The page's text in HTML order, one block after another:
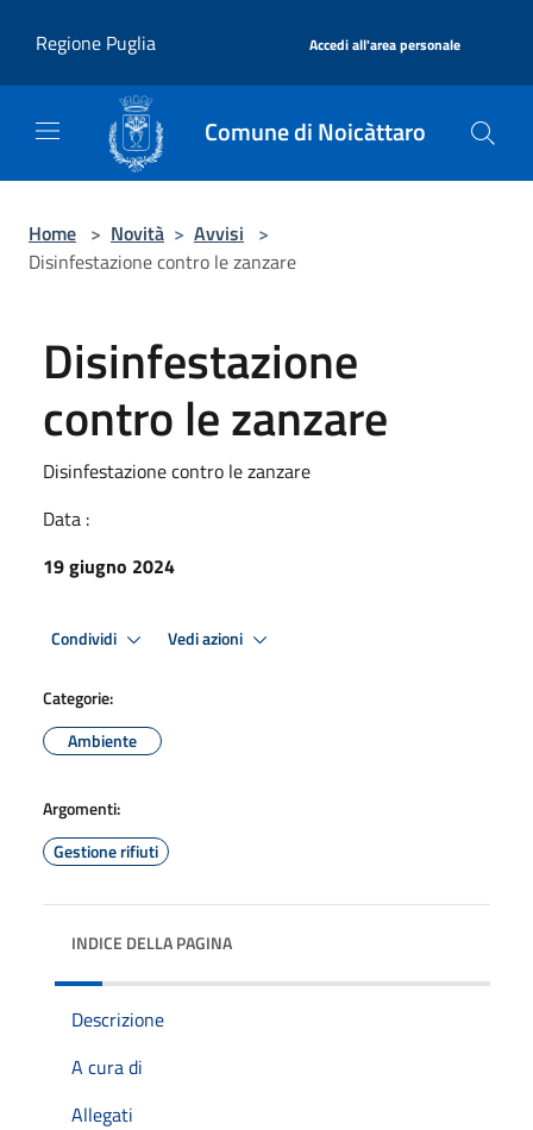
Regione Puglia
Accedi all'area personale
Comune di Noicàttaro
Home > Novità > Avvisi >
Disinfestazione contro le zanzare
Disinfestazione
contro le zanzare
Disinfestazione contro le zanzare
Data :
19 giugno 2024
Condividi Vedi azioni
Categorie:
Ambiente
Argomenti:
Gestione rifiuti
INDICE DELLA PAGINA
Descrizione
A cura di
Allegati